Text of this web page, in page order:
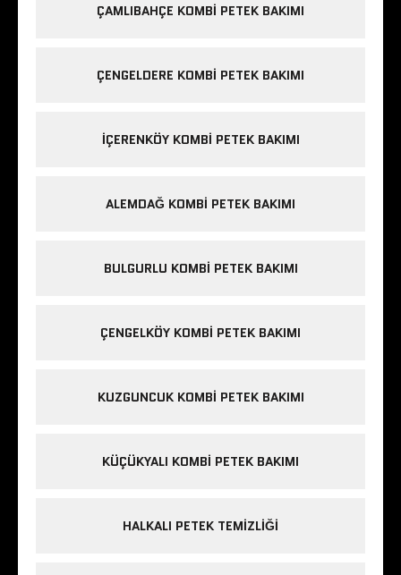
ÇAMLIBAHÇE KOMBI PETEK BAKIMI
ÇENGELDERE KOMBI PETEK BAKIMI
IÇERENKÖY KOMBI PETEK BAKIMI
ALEMDAĞ KOMBI PETEK BAKIMI
BULGURLU KOMBI PETEK BAKIMI
ÇENGELKÖY KOMBI PETEK BAKIMI
KUZGUNCUK KOMBI PETEK BAKIMI
KÜÇÜKYALI KOMBI PETEK BAKIMI
HALKALI PETEK TEMIZLIĞI